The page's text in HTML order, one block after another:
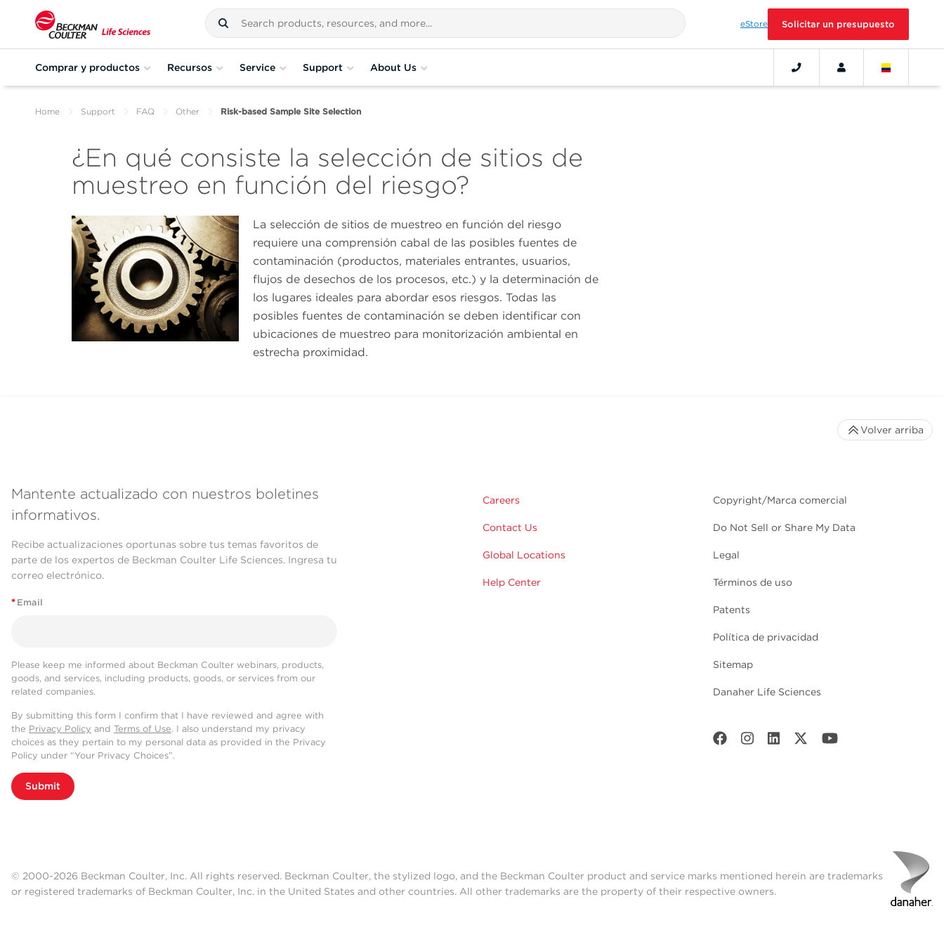
eStore Solicitar un presupuesto
Comprar y productos Recursos Service Support About Us
Home Support FAQ Other Risk-based Sample Site Selection
¿En qué consiste la selección de sitios de
muestreo en función del riesgo?
La selección de sitios de muestreo en función del riesgo
requiere una comprensión cabal de las posibles fuentes de
contaminación (productos, materiales entrantes, usuarios,
flujos de desechos de los procesos, etc.) y la determinación de
los lugares ideales para abordar esos riesgos. Todas las
posibles fuentes de contaminación se deben identificar con
ubicaciones de muestreo para monitorización ambiental en
estrecha proximidad.
Mantente actualizado con nuestros boletines
informativos.
Recibe actualizaciones oportunas sobre tus temas favoritos de
parte de los expertos de Beckman Coulter Life Sciences. Ingresa tu
correo electrónico.
* Email
Please keep me informed about Beckman Coulter webinars, products,
goods, and services, including products, goods, or services from our
related companies.
By submitting this form I confirm that I have reviewed and agree with
the Privacy Policy and Terms of Use. I also understand my privacy
choices as they pertain to my personal data as provided in the Privacy
Policy under “Your Privacy Choices”.
Submit
Careers
Contact Us
Global Locations
Help Center
Copyright/Marca comercial
Do Not Sell or Share My Data
Legal
Términos de uso
Patents
Política de privacidad
Sitemap
Danaher Life Sciences
Volver arriba
© 2000-2026 Beckman Coulter, Inc. All rights reserved. Beckman Coulter, the stylized logo, and the Beckman Coulter product and service marks mentioned herein are trademarks
or registered trademarks of Beckman Coulter, Inc. in the United States and other countries. All other trademarks are the property of their respective owners.